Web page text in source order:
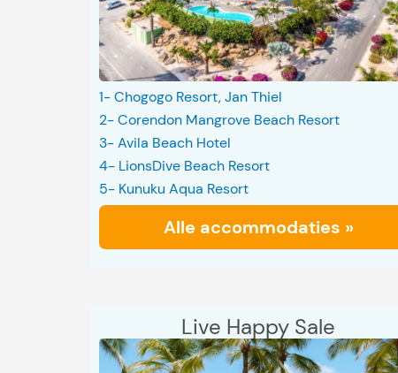
1- Chogogo Resort, Jan Thiel
2- Corendon Mangrove Beach Resort
3- Avila Beach Hotel
4- LionsDive Beach Resort
5- Kunuku Aqua Resort
Alle accommodaties »
Live Happy Sale